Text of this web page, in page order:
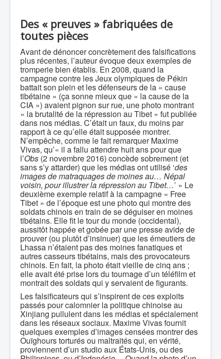
Des « preuves » fabriquées de
toutes pièces
Avant de dénoncer concrètement des falsifications
plus récentes, l’auteur évoque deux exemples de
tromperie bien établis. En 2008, quand la
campagne contre les Jeux olympiques de Pékin
battait son plein et les défenseurs de la « cause
tibétaine » (ça sonne mieux que « la cause de la
CIA ») avaient pignon sur rue, une photo montrant
« la brutalité de la répression au Tibet » fut publiée
dans nos médias. C’était un faux, du moins par
rapport à ce qu’elle était supposée montrer.
N’empêche, comme le fait remarquer Maxime
Vivas, qu’« il a fallu attendre huit ans pour que
l’Obs (2 novembre 2016) concède sobrement (et
sans s’y attarder) que les médias ont utilisé ‘des
images de matraquages de moines au… Népal
voisin, pour illustrer la répression au Tibet…’ » Le
deuxième exemple relatif à la campagne « Free
Tibet » de l’époque est une photo qui montre des
soldats chinois en train de se déguiser en moines
tibétains. Elle fit le tour du monde (occidental),
aussitôt happée et gobée par une presse avide de
prouver (ou plutôt d’insinuer) que les émeutiers de
Lhassa n’étaient pas des moines fanatiques et
autres casseurs tibétains, mais des provocateurs
chinois. En fait, la photo était vieille de cinq ans ;
elle avait été prise lors du tournage d’un téléfilm et
montrait des soldats qui y servaient de figurants.
Les falsificateurs qui s’inspirent de ces exploits
passés pour calomnier la politique chinoise au
Xinjiang pullulent dans les médias et spécialement
dans les réseaux sociaux. Maxime Vivas fournit
quelques exemples d’images censées montrer des
Ouïghours torturés ou maltraités qui, en vérité,
proviennent d’un studio aux États-Unis, ou des